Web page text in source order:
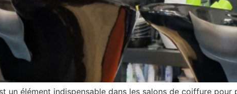
un élément indispensable dans les salons de coiffure